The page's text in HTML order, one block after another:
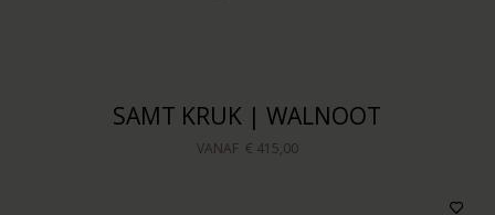
SAMT KRUK | WALNOOT
VANAF € 415,00